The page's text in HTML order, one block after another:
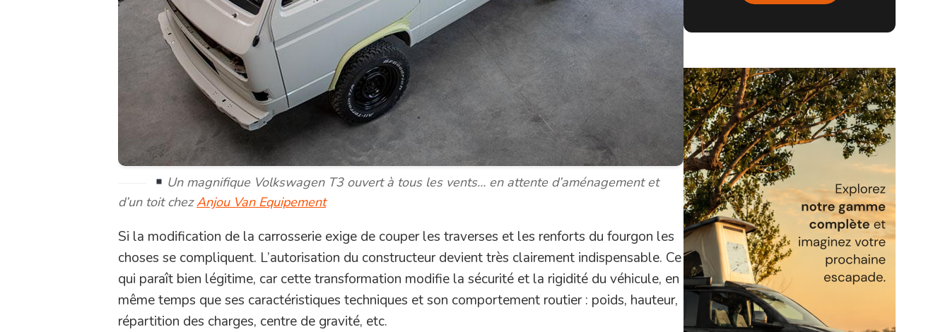
Un magnifique Volkswagen T3 ouvert à tous les vents… en attente d’aménagement et
d’un toit chezAnjou Van Equipement
Si la modification de la carrosserie exige de couper les traverses et les renforts du fourgon les
choses se compliquent. L’autorisation du constructeur devient très clairement indispensable. Ce
qui paraît bien légitime, car cette transformation modifie la sécurité et la rigidité du véhicule, en
même temps que ses caractéristiques techniques et son comportement routier : poids, hauteur,
répartition des charges, centre de gravité, etc.